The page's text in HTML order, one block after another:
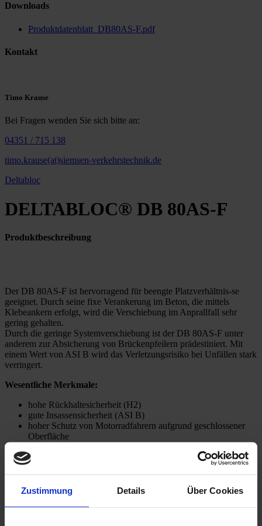
Zustimmung Details Über Cookies
Downloads
Produktdatenblatt_DB80AS-F.pdf
Kontakt
Timo Krause
Bei Fragen wenden Sie sich bitte an:
04351 / 715 138
timo.krause(at)siemsen-verkehrstechnik.de
Deltabloc
DELTABLOC® DB 80AS-F
Produktbeschreibung
Der DB 80AS-F ist hervorragend für beengte Platzverhältnis-se
geeignet. Durch seine fixe Verankerung im Beton, die mittels
Klebeankern erfolgt, wird die Verschiebung im Anprallfall sehr
gering gehalten.
Durch die geringe Systemverschiebung ist der DB 80AS-F unter
anderem zur Absicherung von Brückenpfeilern prädestiniert. Mit
einem Wert von ASI B wird das Verletzungsrisiko bei Unfällen stark
verringert.
Wesentliche Merkmale:
hohe Rückhaltesicherheit (H2)
gute Insassensicherheit (ASI B)
hoher Schutz von Motorradfahrern aufgrund geschlossener
Oberfläche
minimale Systemverschiebung
Technische Daten